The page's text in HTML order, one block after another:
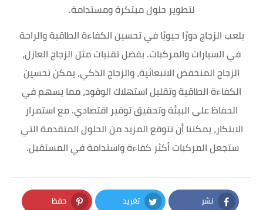
لتطوير حلول مبتكرة ومستدامة.
يلعب الزجاج دورًا حيويًا في تحسين الكفاءة الطاقية والراحة
في السيارات والمركبات. بفضل تقنيات مثل الزجاج العازل،
الزجاج المنخفض الانبعاثية، والزجاج الذكي، يمكن تحسين
الكفاءة الطاقية وتقليل استهلاك الوقود، مما يسهم في
الحفاظ على البيئة وتحقيق توفير اقتصادي. مع استمرار
الابتكار، يمكننا أن نتوقع المزيد من الحلول المتقدمة التي
ستجعل المركبات أكثر كفاءة واستدامة في المستقبل.
نشر تغريد حفظ